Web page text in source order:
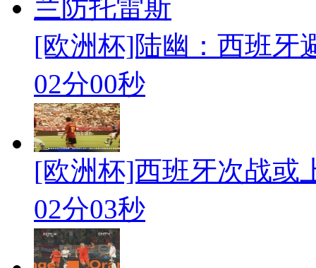
[欧洲杯]陆幽：西班牙
02分00秒
[欧洲杯]西班牙次战或
02分03秒